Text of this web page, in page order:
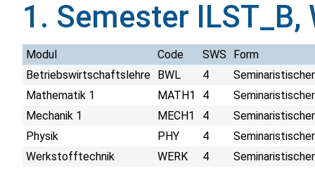
1. Semester
Modul Code SWS
Form
Betriebswirtschaftslehre BWL 4
Mathematik 1
MATH1 4
Mechanik 1
MECH1 4
Physik
PHY 4
Werkstofftechnik
WERK 4